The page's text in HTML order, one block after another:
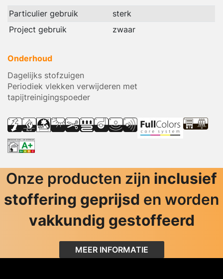
Particulier gebruik
sterk
Project gebruik
zwaar
Onderhoud
Dagelijks stofzuigen
Periodiek vlekken verwijderen met
tapijtreinigingspoeder
Onze producten zijn inclusief
stoffering geprijsd en worden
vakkundig gestoffeerd
MEER INFORMATIE